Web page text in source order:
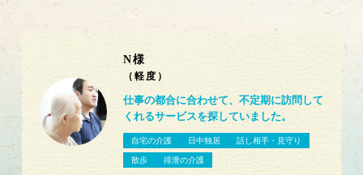
N様
（ 軽度 ）
仕事の都合に合わせて、不定期に訪問して
くれるサービスを探していました。
自宅の介護 日中独居 話し相手・見守り
散歩 排泄の介護